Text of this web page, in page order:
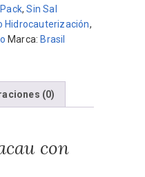
Pack,Sin Sal
Hidrocauterización,
Marca: Brasil
(0)
con